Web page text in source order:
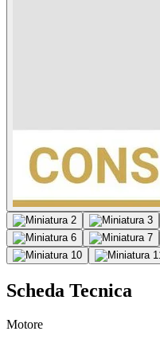
Scheda Tecnica
Motore